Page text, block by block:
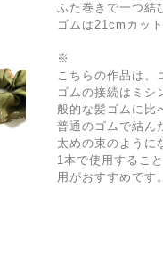
ふた巻きで一つ結
ゴムは21cmカッ
※
こちらの作品は、
ゴムの接続はミシ
般的な髪ゴムに比
普通のゴムで結ん
太めの束のように
1本で使用するこ
用がおすすめです。